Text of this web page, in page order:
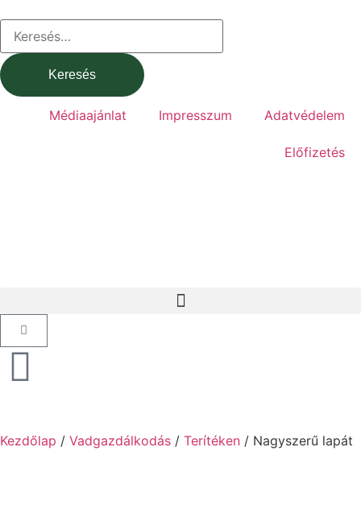
Médiaajánlat Impresszum Adatvédelem
Előfizetés
Kezdőlap / Vadgazdálkodás / Terítéken / Nagyszerű lapát